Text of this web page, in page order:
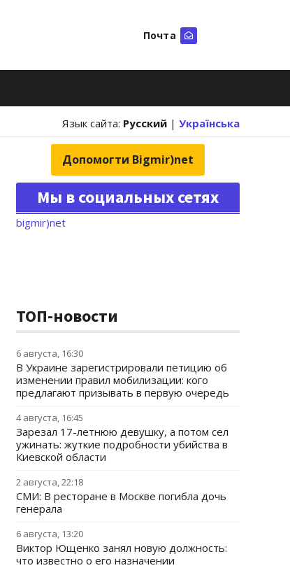
Почта
Язык сайта: Русский | Українська
Допомогти Bigmir)net
Мы в социальных сетях
bigmir)net
ТОП-новости
6 августа, 16:30
В Украине зарегистрировали петицию об
изменении правил мобилизации: кого
предлагают призывать в первую очередь
4 августа, 16:45
Зарезал 17-летнюю девушку, а потом сел
ужинать: жуткие подробности убийства в
Киевской области
2 августа, 22:18
СМИ: В ресторане в Москве погибла дочь
генерала
6 августа, 13:20
Виктор Ющенко занял новую должность:
что известно о его назначении